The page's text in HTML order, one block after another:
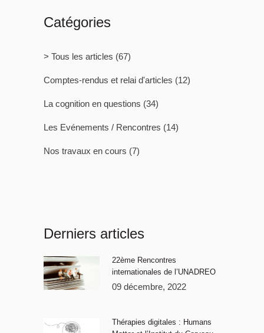
Catégories
> Tous les articles (67)
Comptes-rendus et relai d'articles (12)
La cognition en questions (34)
Les Evénements / Rencontres (14)
Nos travaux en cours (7)
Derniers articles
22ème Rencontres
internationales de l’UNADREO
09 décembre, 2022
Thérapies digitales : Humans